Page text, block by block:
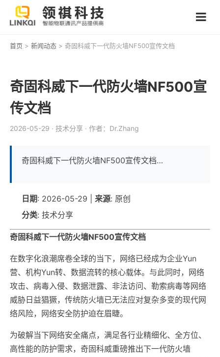
首页 > 新闻动态 > 奇固科威下一代防火墙NF500宣传文档
奇固科威下一代防火墙NF500宣
传文档
2026-05-29 · 技术分享 · 作者：Dr.Zhang
奇固科威下一代防火墙NF500宣传文档…
日期: 2026-05-29 | 来源: 原创
分类: 技术分享
奇固科威下一代防火墙NF500宣传文档
在数字化浪潮席卷全球的当下，网络已经成为企业Yun
营、机构Yun转、数据流转的核心载体。与此同时，网络
攻击、病毒入侵、数据泄露、非法访问、勒索病毒等网络
威胁日益猖獗，传统防火墙已无法应对复杂多变的现代网
络风险，网络安全防护迫在眉睫。
为破解当下网络安全痛点，满足各行业精细化、全方位、
高性能的防护需求，奇固科威重磅推出下一代防火墙